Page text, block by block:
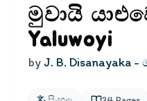
මුවායි
Yaluwoyi
by J. B. Disanayaka